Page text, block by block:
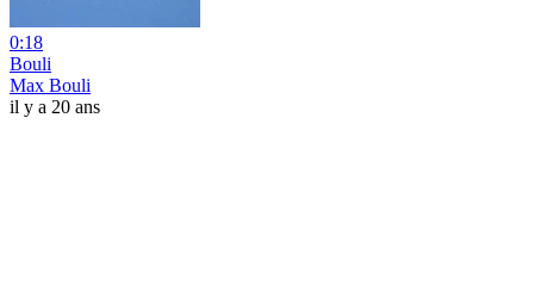
0:18
Bouli
Max Bouli
il y a 20 ans